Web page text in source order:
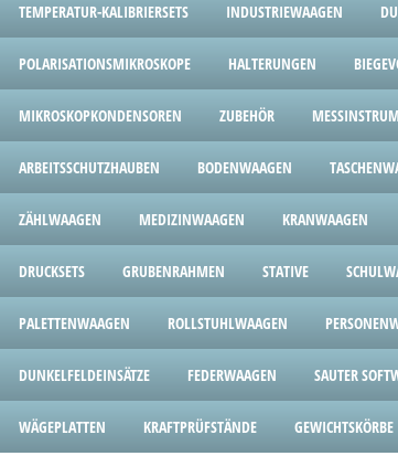
TEMPERATUR-KALIBRIERSETS INDUSTRIEWAAGEN
POLARISATIONSMIKROSKOPE HALTERUNGEN
MIKROSKOPKONDENSOREN ZUBEHÖR
ARBEITSSCHUTZHAUBEN BODENWAAGEN
ZÄHLWAAGEN MEDIZINWAAGEN KRANWAAGEN
DRUCKSETS GRUBENRAHMEN STATIVE
PALETTENWAAGEN ROLLSTUHLWAAGEN
DUNKELFELDEINSÄTZE FEDERWAAGEN SAUTER
WÄGEPLATTEN KRAFTPRÜFSTÄNDE GEWICHTSKÖRBE